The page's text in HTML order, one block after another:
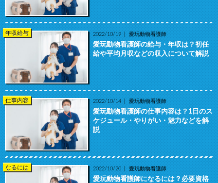
年収給与 2022/10/19 愛玩動物看護師
愛玩動物看護師の給与・年収は？初任
給や平均月収などの収入について解説
仕事内容 2022/10/14 愛玩動物看護師
愛玩動物看護師の仕事内容は？1日のス
ケジュール・やりがい・魅力などを解
説
なるには 2022/10/20 愛玩動物看護師
愛玩動物看護師になるには？必要資格